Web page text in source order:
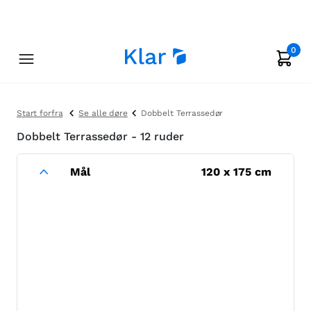
0
Start forfra Se alle døre Dobbelt Terrassedør
Dobbelt Terrassedør - 12 ruder
Mål 120 x 175 cm